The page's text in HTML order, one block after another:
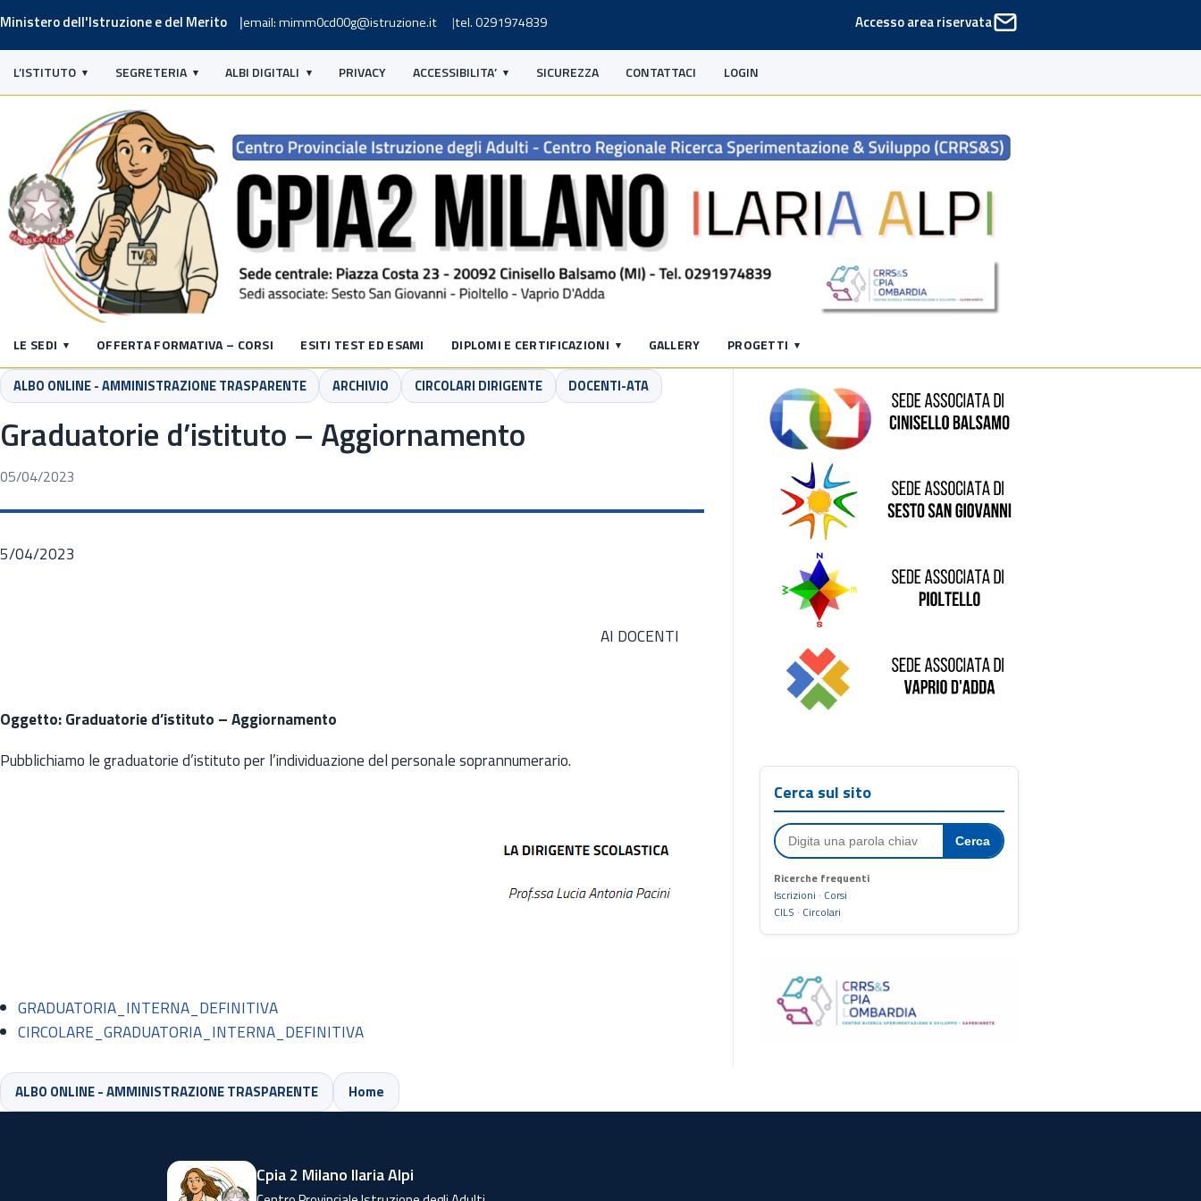
Ministero dell'Istruzione e del Merito email: mimm0cd00g@istruzione.it tel. 0291974839 Accesso area riservata
L’ISTITUTO SEGRETERIA ALBI DIGITALI PRIVACY ACCESSIBILITA’ SICUREZZA CONTATTACI LOGIN
LE SEDI OFFERTA FORMATIVA – CORSI ESITI TEST ED ESAMI DIPLOMI E CERTIFICAZIONI GALLERY PROGETTI
ALBO ONLINE - AMMINISTRAZIONE TRASPARENTE ARCHIVIO CIRCOLARI DIRIGENTE DOCENTI-ATA
Graduatorie d’istituto – Aggiornamento
05/04/2023
5/04/2023
AI DOCENTI
Oggetto: Graduatorie d’istituto – Aggiornamento
Pubblichiamo le graduatorie d’istituto per l’individuazione del personale soprannumerario.
GRADUATORIA_INTERNA_DEFINITIVA
CIRCOLARE_GRADUATORIA_INTERNA_DEFINITIVA
ALBO ONLINE - AMMINISTRAZIONE TRASPARENTE Home
Sede di Cinisello Balsamo
Sede di Sesto San Giovanni
Sede di Pioltello
Sede di Vaprio D'Adda
Cerca sul sito
Cerca
Ricerche frequenti
Iscrizioni · Corsi
CILS · Circolari
Cpia 2 Milano Ilaria Alpi